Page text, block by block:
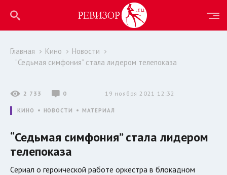
Главная Кино
Новости
“Седьмая симфония” стала лидером телепоказа
2 733 0 19 ноября 2021 12:32
КИНО НОВОСТИ МАТЕРИАЛ
“Седьмая симфония” стала лидером
телепоказа
Сериал о героической работе оркестра в блокадном